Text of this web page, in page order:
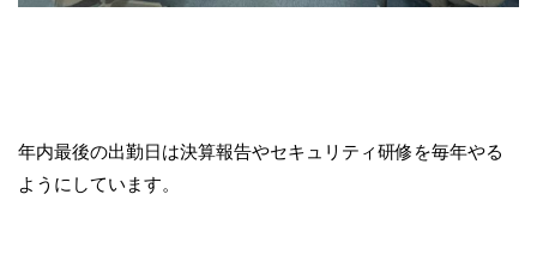
年内最後の出勤日は決算報告やセキュリティ研修を毎年やる
ようにしています。